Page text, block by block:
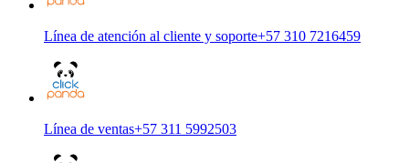
Línea de atención al cliente y soporte+57 310 7216459
Línea de ventas+57 311 5992503